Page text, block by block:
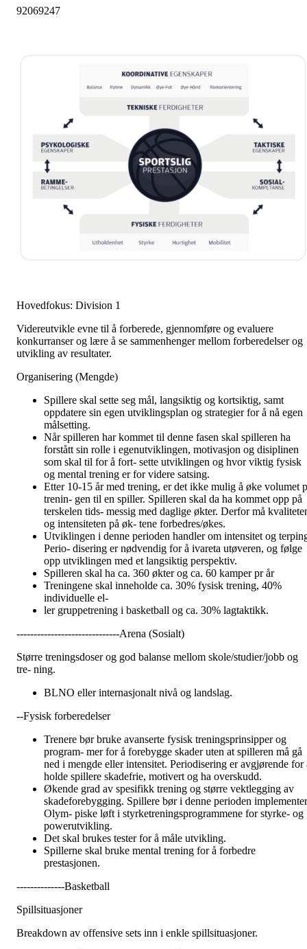
92069247
Hovedfokus: Division 1
Videreutvikle evne til å forberede, gjennomføre og evaluere
konkurranser og lære å se sammenhenger mellom forberedelser og
utvikling av resultater.
Organisering (Mengde)
Spillere skal sette seg mål, langsiktig og kortsiktig, samt
oppdatere sin egen utviklingsplan og strategier for å nå egen
målsetting.
Når spilleren har kommet til denne fasen skal spilleren ha
forstått sin rolle i egenutviklingen, motivasjon og disiplinen
som skal til for å fort- sette utviklingen og hvor viktig fysisk
og mental trening er for videre satsing.
Etter 10-15 år med trening, er det ikke mulig å øke volumet
trenin- gen til en spiller. Spilleren skal da ha kommet opp på
terskelen tids- messig med daglige økter. Derfor må
og intensiteten på øk- tene forbedres/økes.
Utviklingen i denne perioden handler om intensitet og
Perio- disering er nødvendig for å ivareta utøveren, og følge
opp utviklingen med et langsiktig perspektiv.
Spilleren skal ha ca. 360 økter og ca. 60 kamper pr år
Treningene skal inneholde ca. 30% fysisk trening, 40%
individuelle el-
ler gruppetrening i basketball og ca. 30% lagtaktikk.
------------------------------Arena (Sosialt)
Større treningsdoser og god balanse mellom skole/studier/jobb og
tre- ning.
BLNO eller internasjonalt nivå og landslag.
--Fysisk forberedelser
Trenere bør bruke avanserte fysisk treningsprinsipper og
program- mer for å forebygge skader uten at spilleren må gå
ned i mengde eller intensitet. Periodisering er avgjørende for
holde spillere skadefrie, motivert og ha overskudd.
Økende grad av spesifikk trening og større vektlegging av
skadeforebygging. Spillere bør i denne perioden
Olym- piske løft i styrketreningsprogrammene for styrke- og
powerutvikling.
Det skal brukes tester for å måle utvikling.
Spillerne skal bruke mental trening for å forbedre
prestasjonen.
--------------Basketball
Spillsituasjoner
Breakdown av offensive sets inn i enkle spillsituasjoner.